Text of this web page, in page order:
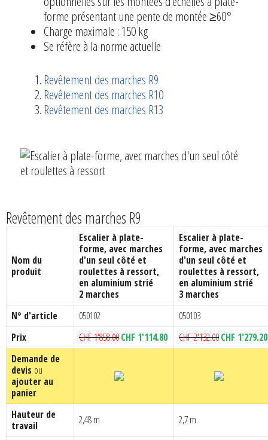
forme présentant une pente de montée ≥60°
Charge maximale : 150 kg
Se réfère à la norme actuelle
Revêtement des marches R9
Revêtement des marches R10
Revêtement des marches R13
Revêtement des marches R9
Nom du
produit
Escalier à plate-
forme, avec marches
d'un seul côté et
roulettes à ressort,
en aluminium strié
2 marches
Escalier à plate-
forme, avec marches
d'un seul côté et
roulettes à ressort,
en aluminium strié
3 marches
N° d'article
050102
050103
Prix
CHF1'858.00Le
prix
était :
CHF 1'858.00.
CHF 1'114.80Le
prix
CHF2'132.00Le
prix
était :
CHF 2'132.00.
CHF 1'279.20
Demande de
devis ou
ajouter au
panier
Hauteur de
travail
2,48 m 2,7 m